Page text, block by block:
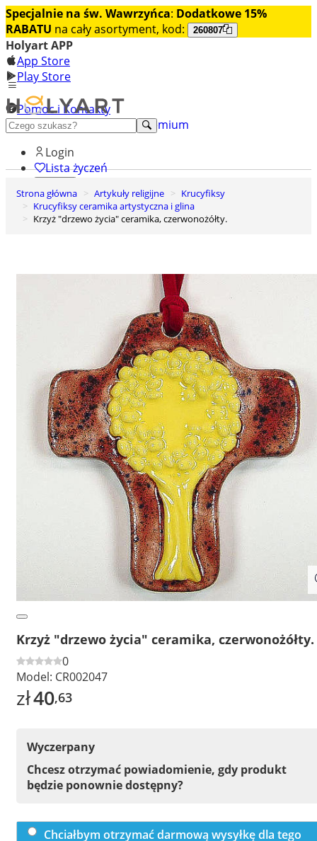
Specjalnie na św. Wawrzyńca: Dodatkowe 15%
RABATU na cały asortyment, kod: 260807
Holyart APP
App Store
Play Store
Pomoc i Kontakty
+48 222 922 860
Odkryj premium
Login
Lista życzeń
0
Koszyk
Strona główna Artykuły religijne
Krucyfiksy
Krucyfiksy ceramika artystyczna i glina
Krzyż "drzewo życia" ceramika, czerwonożółty.
Krzyż "drzewo życia" ceramika, czerwonożółty.
0
Model: CR002047
zł40,63
Wyczerpany
Chcesz otrzymać powiadomienie, gdy produkt
będzie ponownie dostępny?
Chciałbym otrzymać darmową wysyłkę dla tego